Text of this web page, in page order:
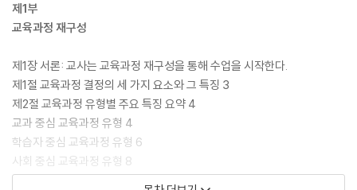
제1부
교육과정 재구성
제1장 서론: 교사는 교육과정 재구성을 통해 수업을 시작한다.
제1절 교육과정 결정의 세 가지 요소와 그 특징 3
제2절 교육과정 유형별 주요 특징 요약 4
교과 중심 교육과정 유형 4
학습자 중심 교육과정 유형 6
사회 중심 교육과정 유형 8
세 요소의 종합 반영과 최근 교육과정의 경향 10